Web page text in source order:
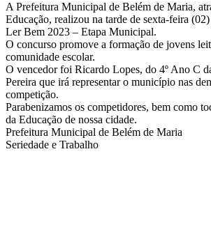
A Prefeitura Municipal de Belém de Maria,
Educação, realizou na tarde de sexta-feira
Ler Bem 2023 – Etapa Municipal.
O concurso promove a formação de jovens
comunidade escolar.
O vencedor foi Ricardo Lopes, do 4º Ano C
Pereira que irá representar o município nas
competição.
Parabenizamos os competidores, bem como
da Educação de nossa cidade.
Prefeitura Municipal de Belém de Maria
Seriedade e Trabalho